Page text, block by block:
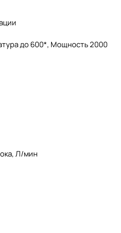
до 600*, Мощность 2000
Л/мин